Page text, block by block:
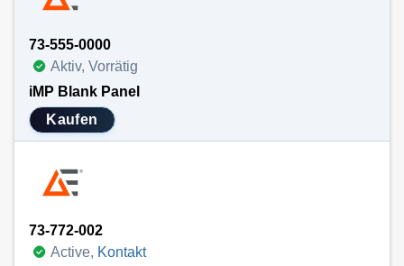
73-555-0000
Aktiv, Vorrätig
iMP Blank Panel
Kaufen
73-772-002
Active, Kontakt